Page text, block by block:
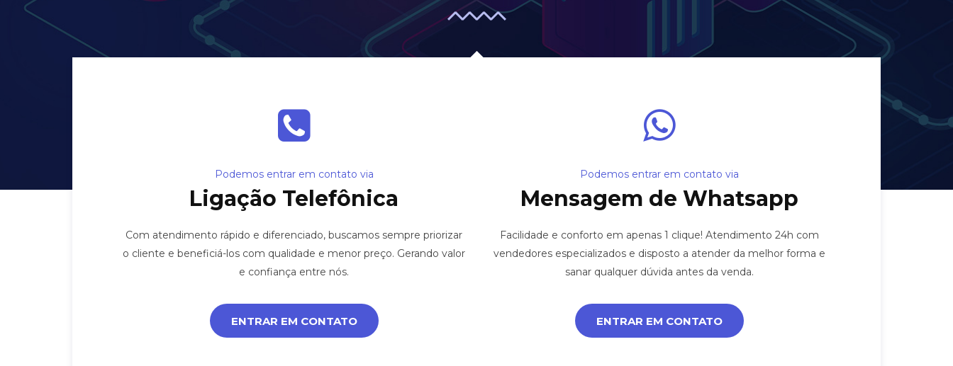
Podemos entrar em contato via
Ligação Telefônica
Com atendimento rápido e diferenciado, buscamos sempre priorizar
o cliente e beneficiá-los com qualidade e menor preço. Gerando valor
e confiança entre nós.
ENTRAR EM CONTATO
Podemos entrar em contato via
Mensagem de Whatsapp
Facilidade e conforto em apenas 1 clique! Atendimento 24h com
vendedores especializados e disposto a atender da melhor forma e
sanar qualquer dúvida antes da venda.
ENTRAR EM CONTATO